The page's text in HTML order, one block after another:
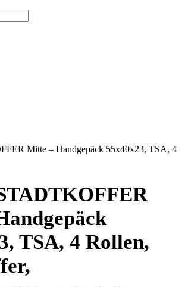
Mitte – Handgepäck 55x40x23, TSA, 4
TSA, 4 Rollen,